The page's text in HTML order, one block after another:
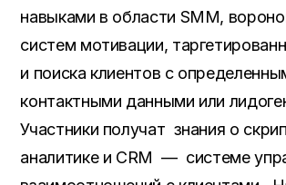
навыками в области SMM,
систем мотивации,
и поиска клиентов с
контактными данными или
Участники получат знания о
аналитике и CRM — системе